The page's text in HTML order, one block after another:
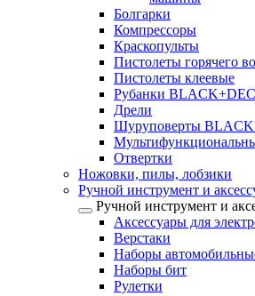
Болгарки
Компрессоры
Краскопульты
Пистолеты горячего
Пистолеты клеевые
Рубанки
Дрели
Шуруповерты
Отвертки
Ножовки, пилы, лобзики
Ручной инструмент и
Ручной инструмент и
Аксессуары для
Верстаки
Наборы
Наборы бит
Рулетки